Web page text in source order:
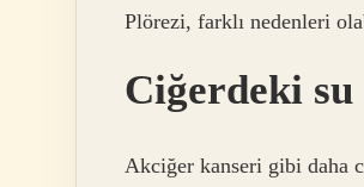
Plörezi, farklı nedenleri
Ciğerdeki su
Akciğer kanseri gibi daha